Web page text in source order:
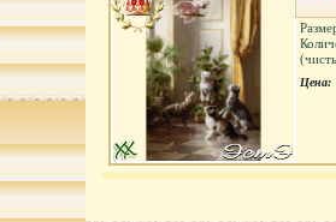
Цена: